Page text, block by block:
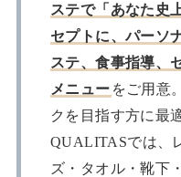
ステで「あなた史
セプトに、パーソ
ステ、食事指導、
メニュー をご用意
クを目指す方に最
QUALITASでは、
ズ・タオル・靴下